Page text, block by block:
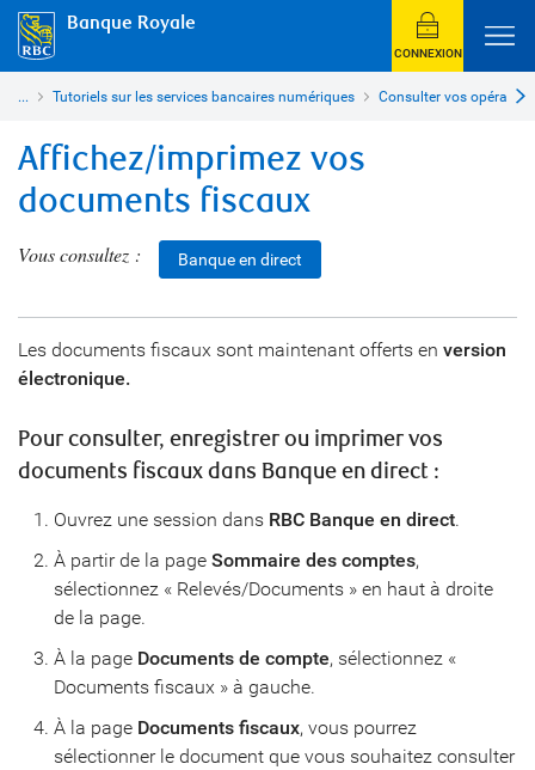
Banque Royale
CONNEXION
... Tutoriels sur les services bancaires numériques Consulter vos
Affichez/imprimez vos
documents fiscaux
Vous consultez : Banque en direct
Les documents fiscaux sont maintenant offerts en version
électronique.
Pour consulter, enregistrer ou imprimer vos
documents fiscaux dans Banque en direct :
Ouvrez une session dans RBC Banque en direct.
À partir de la page Sommaire des comptes,
sélectionnez « Relevés/Documents » en haut à droite
de la page.
À la page Documents de compte, sélectionnez «
Documents fiscaux » à gauche.
À la page Documents fiscaux, vous pourrez
sélectionner le document que vous souhaitez consulter